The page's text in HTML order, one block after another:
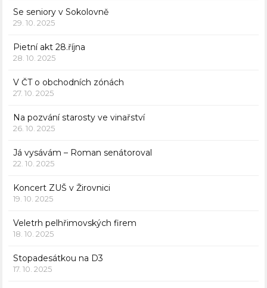
Se seniory v Sokolovně
29. 10. 2025
Pietní akt 28.října
28. 10. 2025
V ČT o obchodních zónách
27. 10. 2025
Na pozvání starosty ve vinařství
26. 10. 2025
Já vysávám – Roman senátoroval
22. 10. 2025
Koncert ZUŠ v Žirovnici
19. 10. 2025
Veletrh pelhřimovských firem
18. 10. 2025
Stopadesátkou na D3
17. 10. 2025